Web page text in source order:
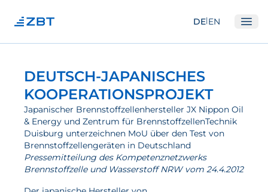
DE|EN
Über Uns
Abteilungen
Ausstattung
Gute Wissenschaftliche Praxis
Open Science und IP
DEUTSCH-JAPANISCHES
KOOPERATIONSPROJEKT
Japanischer Brennstoffzellenhersteller JX Nippon Oil
& Energy und Zentrum für BrennstoffzellenTechnik
Duisburg unterzeichnen MoU über den Test von
Brennstoffzellengeräten in Deutschland
Pressemitteilung des Kompetenznetzwerks
Brennstoffzelle und Wasserstoff NRW vom 24.4.2012